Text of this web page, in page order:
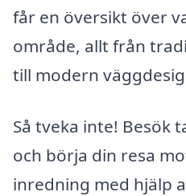
får en översikt över
område, allt från
till modern
Så tveka inte! Besök
och börja din resa
inredning med hjälp